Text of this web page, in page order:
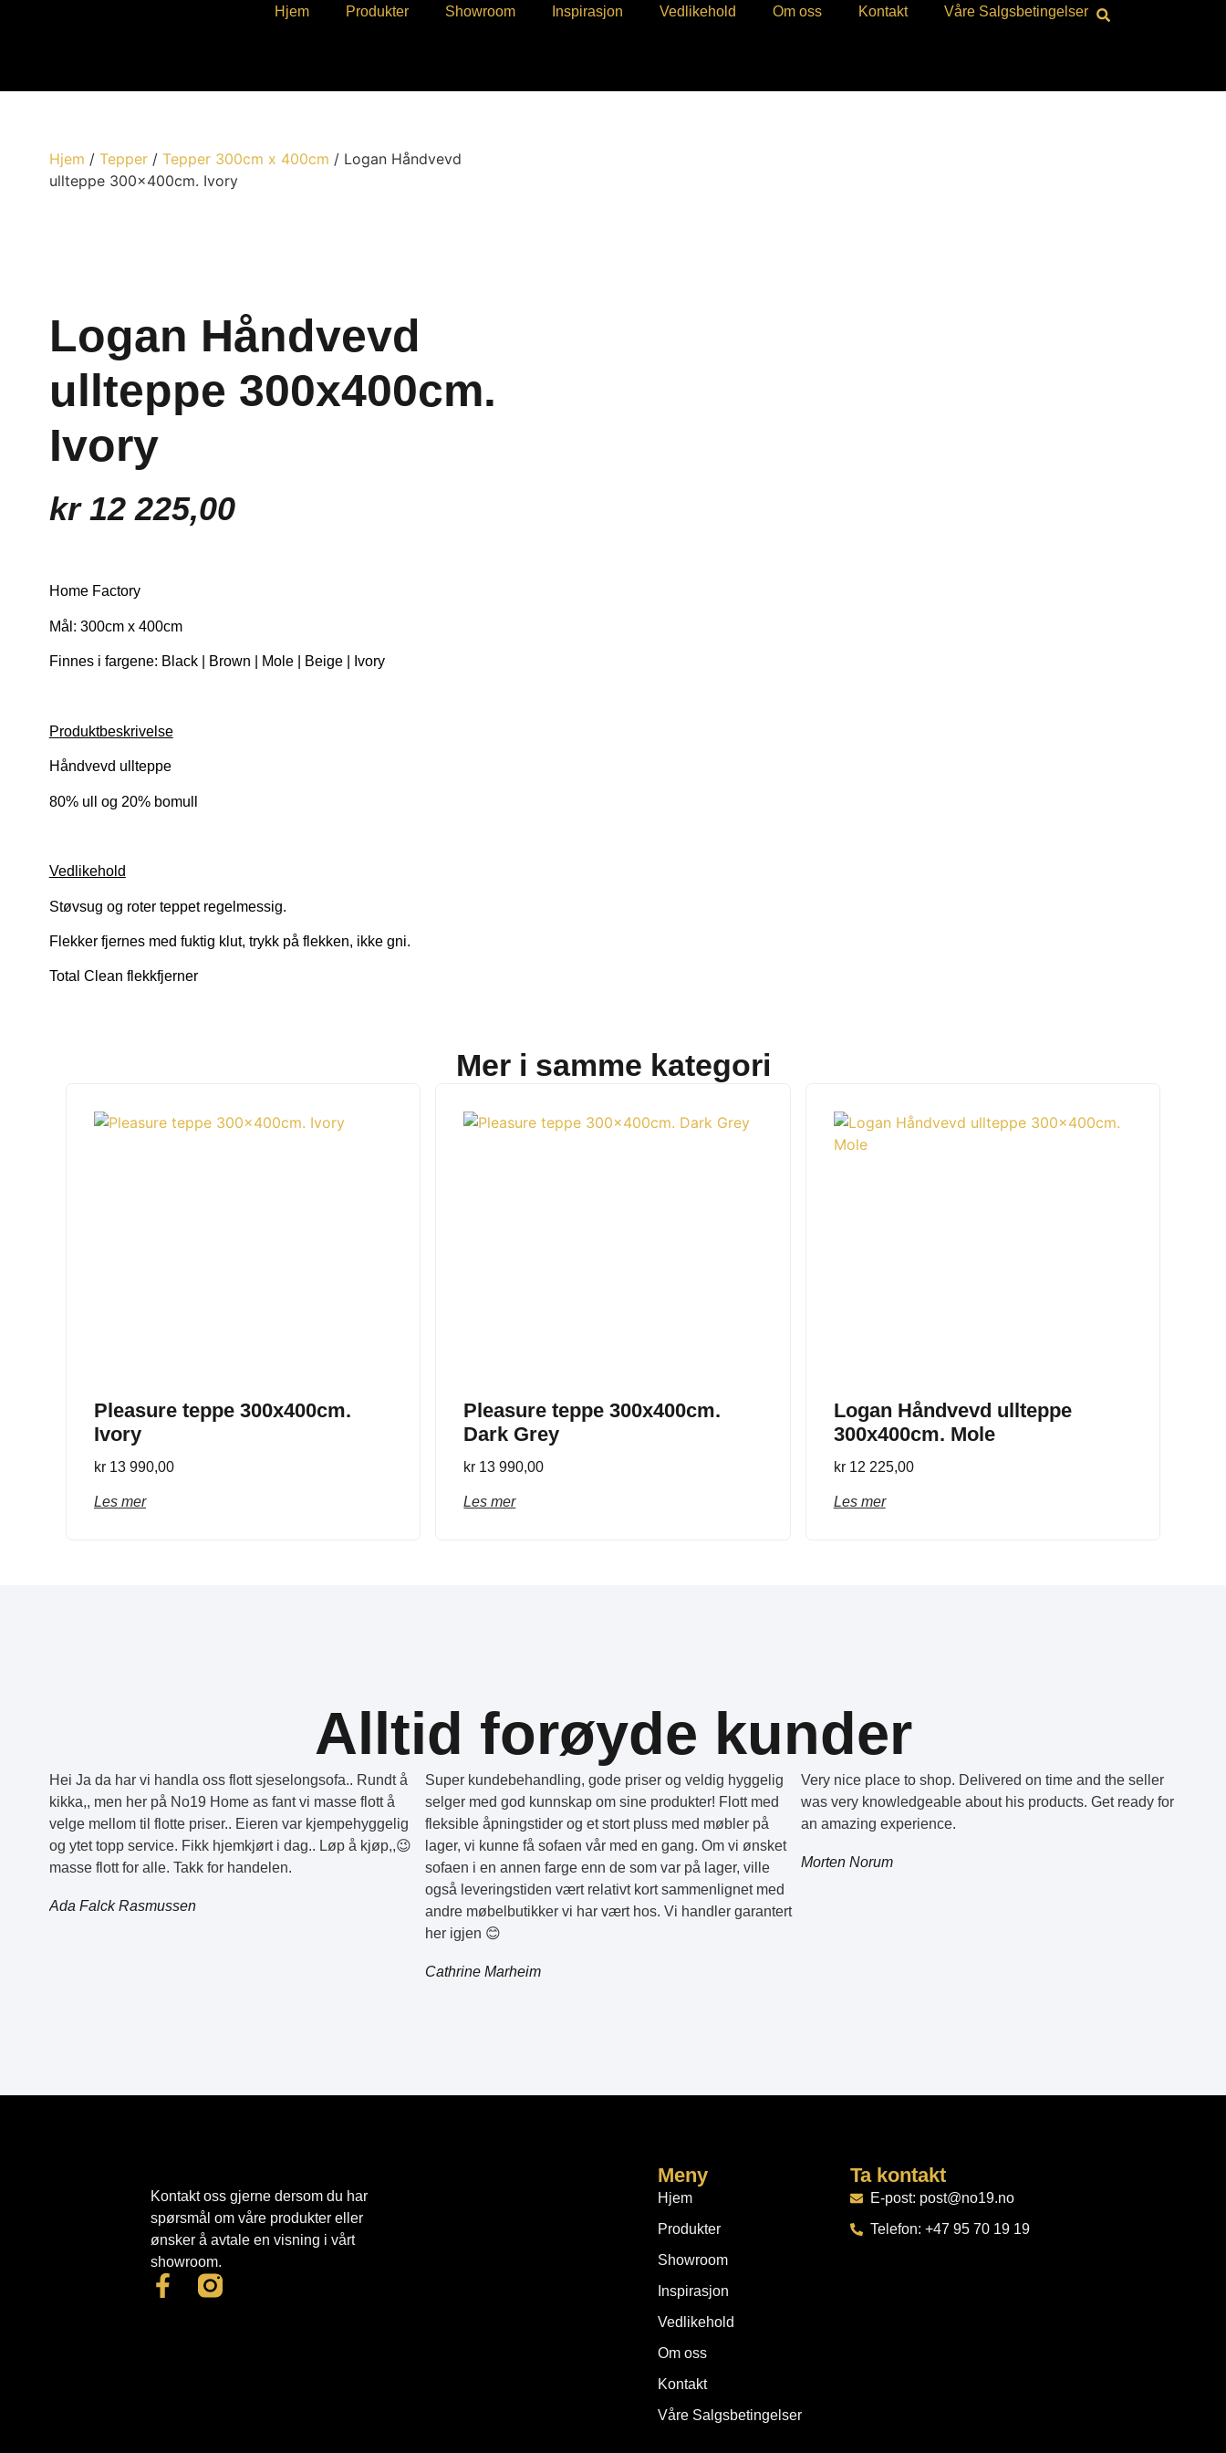
Hjem Produkter Showroom Inspirasjon Vedlikehold Om oss Kontakt Våre Salgsbetingelser
Hjem / Tepper/ Tepper 300cm x 400cm / Logan Håndvevd
ullteppe 300x400cm. Ivory
Logan Håndvevd
ullteppe 300x400cm.
Ivory
kr12 225,00
Home Factory
Mål: 300cm x 400cm
Finnes i fargene: Black | Brown | Mole | Beige | Ivory
Produktbeskrivelse
Håndvevd ullteppe
80% ull og 20% bomull
Vedlikehold
Støvsug og roter teppet regelmessig.
Flekker fjernes med fuktig klut, trykk på flekken, ikke gni.
Total Clean flekkfjerner
Mer i samme kategori
Pleasure teppe 300x400cm.
Ivory
kr 13 990,00
Les mer
Pleasure teppe 300x400cm.
Dark Grey
kr 13 990,00
Les mer
Logan Håndvevd ullteppe
300x400cm. Mole
kr12 225,00
Les mer
Alltid forøyde kunder
Hei Ja da har vi handla oss flott sjeselongsofa.. Rundt å
kikka,, men her på No19 Home as fant vi masse flott å
velge mellom til flotte priser.. Eieren var kjempehyggelig
og ytet topp service. Fikk hjemkjørt i dag.. Løp å kjøp,,😉
masse flott for alle. Takk for handelen.
Ada Falck Rasmussen
Super kundebehandling, gode priser og veldig hyggelig
selger med god kunnskap om sine produkter! Flott med
fleksible åpningstider og et stort pluss med møbler på
lager, vi kunne få sofaen vår med en gang. Om vi ønsket
sofaen i en annen farge enn de som var på lager, ville
også leveringstiden vært relativt kort sammenlignet med
andre møbelbutikker vi har vært hos. Vi handler garantert
her igjen 😊
Cathrine Marheim
Very nice place to shop. Delivered on time and the seller
was very knowledgeable about his products. Get ready for
an amazing experience.
Morten Norum
Kontakt oss gjerne dersom du har
spørsmål om våre produkter eller
ønsker å avtale en visning i vårt
showroom.
Meny
Hjem
Produkter
Showroom
Inspirasjon
Vedlikehold
Om oss
Kontakt
Våre Salgsbetingelser
Ta kontakt
E-post: post@no19.no
Telefon: +47 95 70 19 19